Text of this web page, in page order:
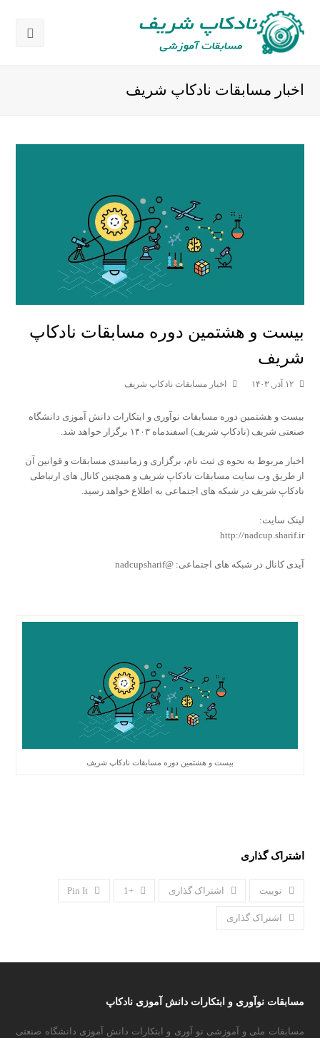
اخبار مسابقات نادکاپ شریف
بیست و هشتمین دوره مسابقات نادکاپ
شریف
۱۲ آذر, ۱۴۰۳ اخبار مسابقات نادکاپ شریف
بیست و هشتمین دوره مسابقات نوآوری و ابتکارات دانش آموزی دانشگاه
صنعتی شریف (نادکاپ شریف) اسفندماه ۱۴۰۳ برگزار خواهد شد.
اخبار مربوط به نحوه ی ثبت نام، برگزاری و زمانبندی مسابقات و قوانین آن
از طریق وب سایت مسابقات نادکاپ شریف و همچنین کانال های ارتباطی
نادکاپ شریف در شبکه های اجتماعی به اطلاع خواهد رسید.
لینک سایت:
http://nadcup.sharif.ir
آیدی کانال در شبکه های اجتماعی: @nadcupsharif
بیست و هشتمین دوره مسابقات نادکاپ شریف
اشتراک گذاری
توییت اشتراک گذاری +1
Pin It
اشتراک گذاری
مسابقات نوآوری و ابتکارات دانش آموزی نادکاپ
مسابقات ملی و آموزشی نو آوری و ابتکارات دانش آموزی دانشگاه صنعتی